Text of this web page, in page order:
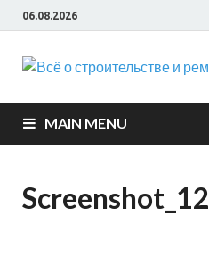
06.08.2026
MAIN MENU
Screenshot_12